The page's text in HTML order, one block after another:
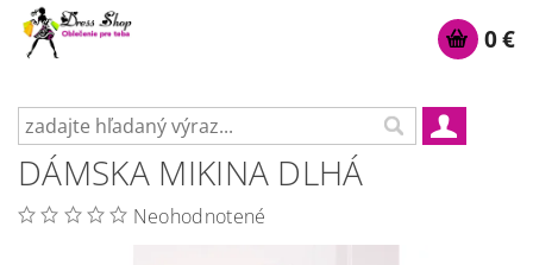
0 €
DÁMSKA MIKINA DLHÁ
Neohodnotené